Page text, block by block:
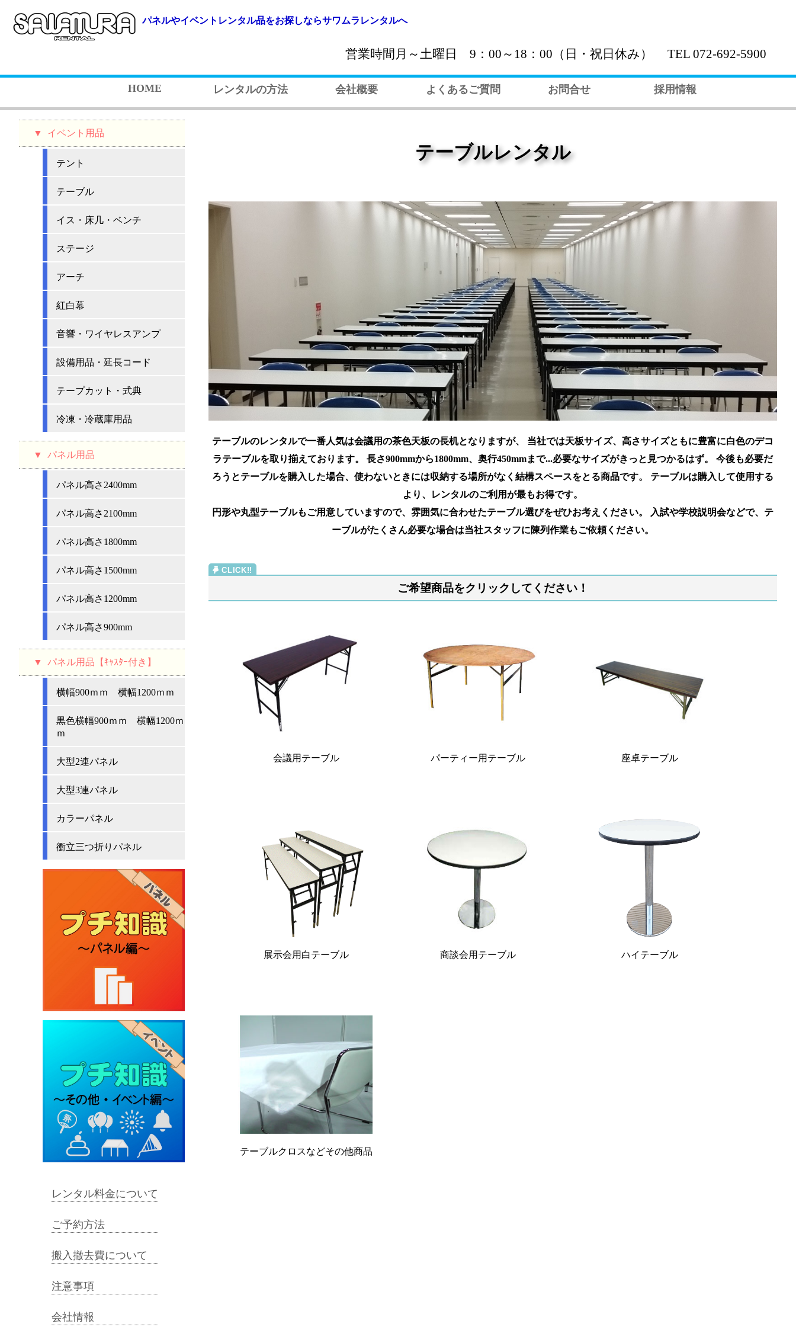
パネルやイベントレンタル品をお探しならサワムラレンタルへ
営業時間月～土曜日 9：00～18：00（日・祝日休み） TEL 072-692-5900
HOME レンタルの方法 会社概要 よくあるご質問 お問合せ 採用情報
イベント用品
テント
テーブル
イス・床几・ベンチ
ステージ
アーチ
紅白幕
音響・ワイヤレスアンプ
設備用品・延長コード
テープカット・式典
冷凍・冷蔵庫用品
パネル用品
パネル高さ2400mm
パネル高さ2100mm
パネル高さ1800mm
パネル高さ1500mm
パネル高さ1200mm
パネル高さ900mm
パネル用品【ｷｬｽﾀｰ付き】
横幅900ｍｍ 横幅1200ｍｍ
黒色横幅900ｍｍ 横幅1200ｍ
ｍ
大型2連パネル
大型3連パネル
カラーパネル
衝立三つ折りパネル
レンタル料金について
ご予約方法
搬入撤去費について
注意事項
会社情報
テーブルレンタル
テーブルのレンタルで一番人気は会議用の茶色天板の長机となりますが、 当社では天板サイズ、高さサイズともに豊富に白色のデコ
ラテーブルを取り揃えております。 長さ900mmから1800mm、奥行450mmまで...必要なサイズがきっと見つかるはず。 今後も必要だ
ろうとテーブルを購入した場合、使わないときには収納する場所がなく結構スペースをとる商品です。 テーブルは購入して使用する
より、レンタルのご利用が最もお得です。
円形や丸型テーブルもご用意していますので、雰囲気に合わせたテーブル選びをぜひお考えください。 入試や学校説明会などで、テ
ーブルがたくさん必要な場合は当社スタッフに陳列作業もご依頼ください。
ご希望商品をクリックしてください！
会議用テーブル パーティー用テーブル 座卓テーブル
展示会用白テーブル 商談会用テーブル ハイテーブル
テーブルクロスなどその他商品